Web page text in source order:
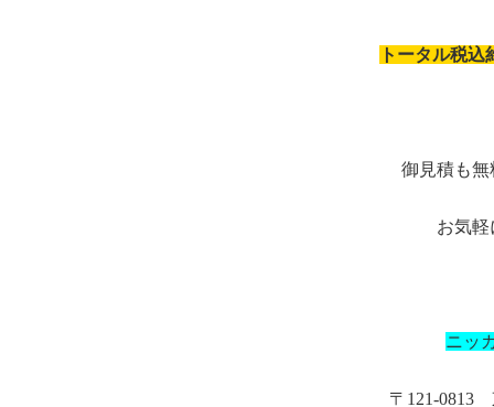
トータル税
御見積も
お気
ニッ
〒121-0813